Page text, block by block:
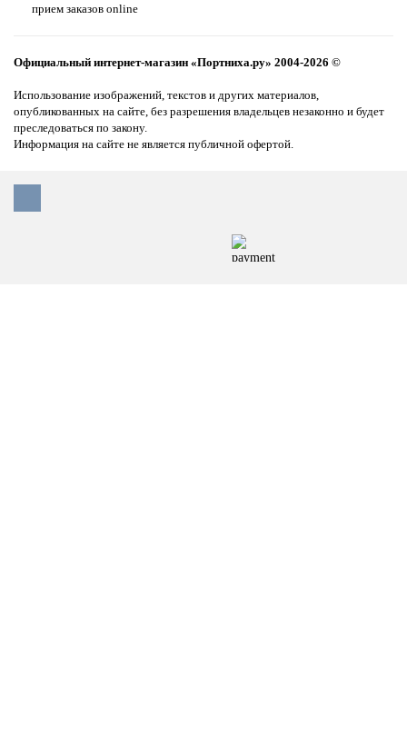
прием заказов online
Официальный интернет-магазин «Портниха.ру» 2004-2026 ©
Использование изображений, текстов и других материалов,
опубликованных на сайте, без разрешения владельцев незаконно и будет
преследоваться по закону.
Информация на сайте не является публичной офертой.